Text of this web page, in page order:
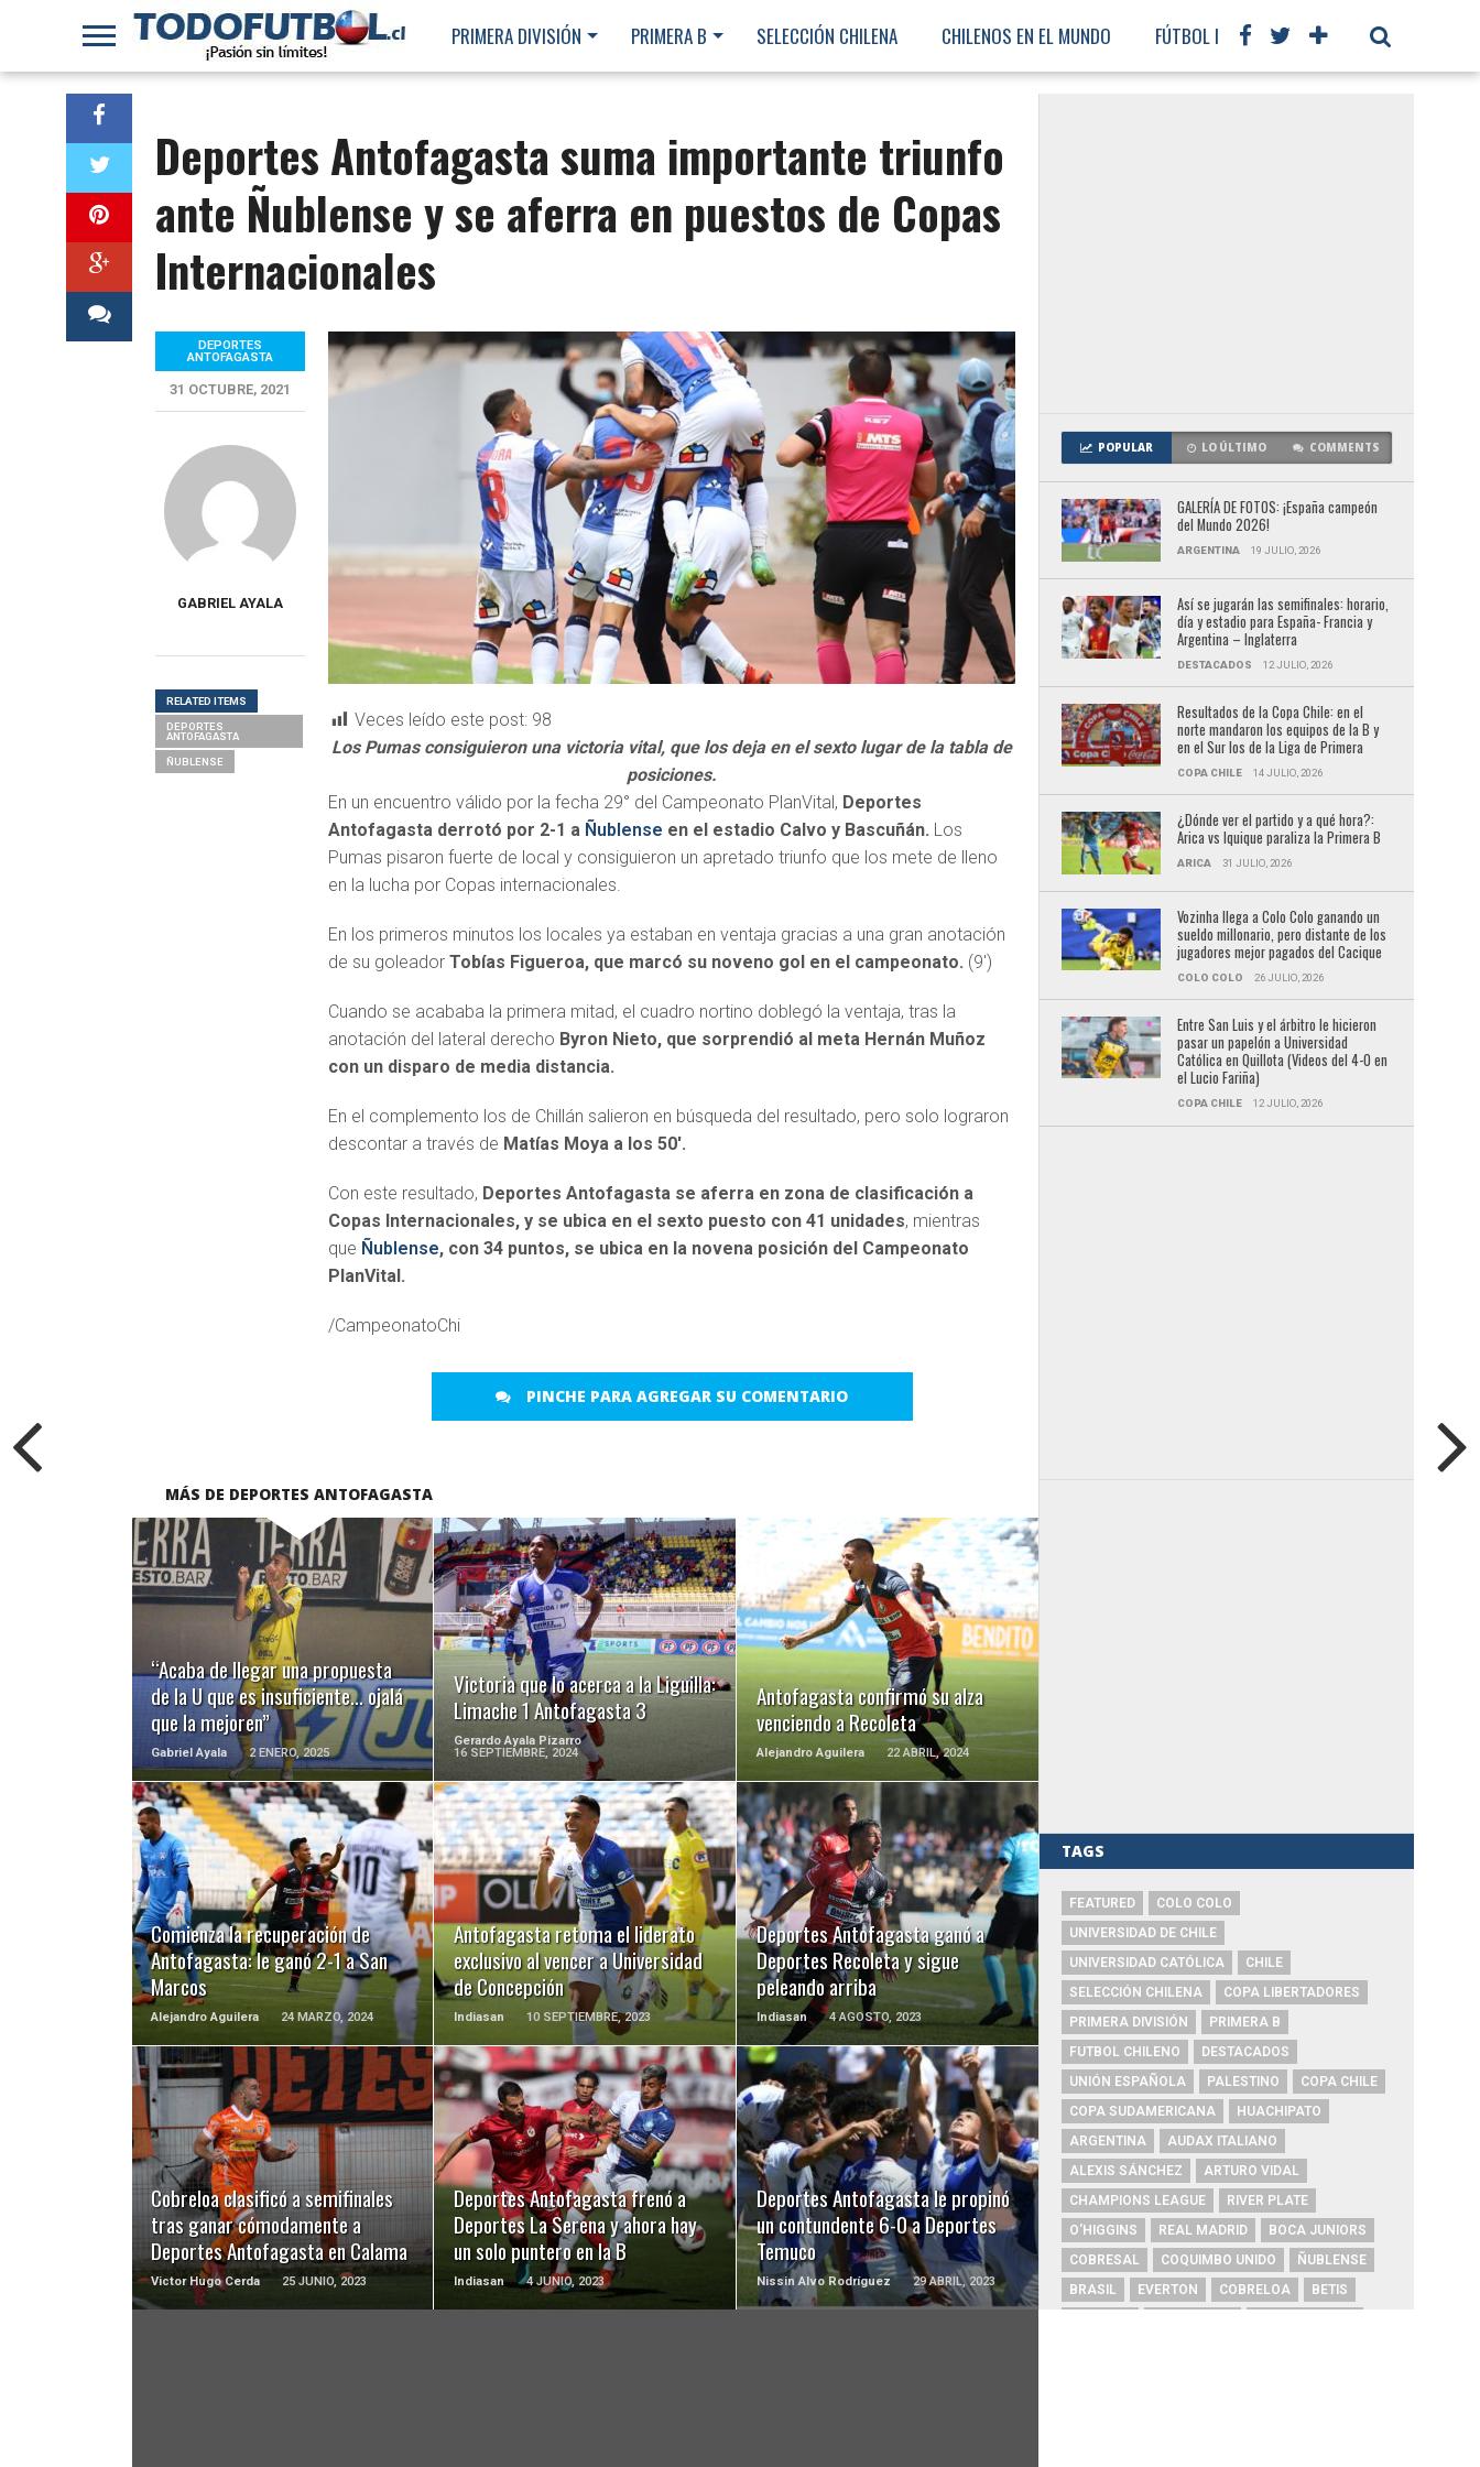
PRIMERA DIVISIÓN PRIMERA B SELECCIÓN CHILENA CHILENOS EN EL MUNDO FÚTBOL INTERNACIONAL
Deportes Antofagasta suma importante triunfo
ante Ñublense y se aferra en puestos de Copas
Internacionales
Veces leído este post: 98
Los Pumas consiguieron una victoria vital, que los deja en el sexto lugar de la tabla de
posiciones.
En un encuentro válido por la fecha 29° del Campeonato PlanVital, Deportes
Antofagasta derrotó por 2-1 a Ñublense en el estadio Calvo y Bascuñán. Los
Pumas pisaron fuerte de local y consiguieron un apretado triunfo que los mete de lleno
en la lucha por Copas internacionales.
En los primeros minutos los locales ya estaban en ventaja gracias a una gran anotación
de su goleadorTobías Figueroa, que marcó su noveno gol en el campeonato. (9′)
Cuando se acababa la primera mitad, el cuadro nortino doblegó la ventaja, tras la
anotación del lateral derecho Byron Nieto, que sorprendió al meta Hernán Muñoz
con un disparo de media distancia.
En el complemento los de Chillán salieron en búsqueda del resultado, pero solo lograron
descontar a través de Matías Moya a los 50′.
Con este resultado, Deportes Antofagasta se aferra en zona de clasificación a
Copas Internacionales, y se ubica en el sexto puesto con 41 unidades, mientras
que Ñublense, con 34 puntos, se ubica en la novena posición del Campeonato
PlanVital.
/CampeonatoChi
PINCHE PARA AGREGAR SU COMENTARIO
DEPORTES
ANTOFAGASTA
31 OCTUBRE, 2021
GABRIEL AYALA
RELATED ITEMS
DEPORTES
ANTOFAGASTA
ÑUBLENSE
MÁS DE DEPORTES ANTOFAGASTA
“Acaba de llegar una propuesta
de la U que es insuficiente… ojalá
que la mejoren”
Gabriel Ayala 2 ENERO, 2025
LEER MÁS
Victoria que lo acerca a la Liguilla:
Limache 1 Antofagasta 3
Gerardo Ayala Pizarro
16 SEPTIEMBRE, 2024
LEER MÁS
Antofagasta confirmó su alza
venciendo a Recoleta
Alejandro Aguilera 22 ABRIL, 2024
LEER MÁS
Comienza la recuperación de
Antofagasta: le ganó 2-1 a San
Marcos
Alejandro Aguilera 24 MARZO, 2024
LEER MÁS
Antofagasta retoma el liderato
exclusivo al vencer a Universidad
de Concepción
Indiasan 10 SEPTIEMBRE, 2023
LEER MÁS
Deportes Antofagasta ganó a
Deportes Recoleta y sigue
peleando arriba
Indiasan 4 AGOSTO, 2023
LEER MÁS
Cobreloa clasificó a semifinales
tras ganar cómodamente a
Deportes Antofagasta en Calama
Victor Hugo Cerda 25 JUNIO, 2023
LEER MÁS
Deportes Antofagasta frenó a
Deportes La Serena y ahora hay
un solo puntero en la B
Indiasan 4 JUNIO, 2023
LEER MÁS
Deportes Antofagasta le propinó
un contundente 6-0 a Deportes
Temuco
Nissin Alvo Rodríguez 29 ABRIL, 2023
LEER MÁS
POPULAR LO ÚLTIMO COMMENTS
GALERÍA DE FOTOS: ¡España campeón
del Mundo 2026!
ARGENTINA 19 JULIO, 2026
Así se jugarán las semifinales: horario,
día y estadio para España- Francia y
Argentina – Inglaterra
DESTACADOS 12 JULIO, 2026
Resultados de la Copa Chile: en el
norte mandaron los equipos de la B y
en el Sur los de la Liga de Primera
COPA CHILE 14 JULIO, 2026
¿Dónde ver el partido y a qué hora?:
Arica vs Iquique paraliza la Primera B
ARICA 31 JULIO, 2026
Vozinha llega a Colo Colo ganando un
sueldo millonario, pero distante de los
jugadores mejor pagados del Cacique
COLO COLO 26 JULIO, 2026
Entre San Luis y el árbitro le hicieron
pasar un papelón a Universidad
Católica en Quillota (Videos del 4-0 en
el Lucio Fariña)
COPA CHILE 12 JULIO, 2026
TAGS
FEATURED
COLO COLO
UNIVERSIDAD DE CHILE
UNIVERSIDAD CATÓLICA
CHILE
SELECCIÓN CHILENA
COPA LIBERTADORES
PRIMERA DIVISIÓN
PRIMERA B
FUTBOL CHILENO
DESTACADOS
UNIÓN ESPAÑOLA
PALESTINO
COPA CHILE
COPA SUDAMERICANA
HUACHIPATO
ARGENTINA
AUDAX ITALIANO
ALEXIS SÁNCHEZ
ARTURO VIDAL
CHAMPIONS LEAGUE
RIVER PLATE
O'HIGGINS
REAL MADRID
BOCA JUNIORS
COBRESAL
COQUIMBO UNIDO
ÑUBLENSE
BRASIL
EVERTON COBRELOA
BETIS